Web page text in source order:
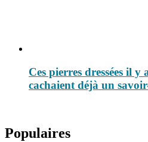
Ces pierres dressées il y
cachaient déjà un
Populaires